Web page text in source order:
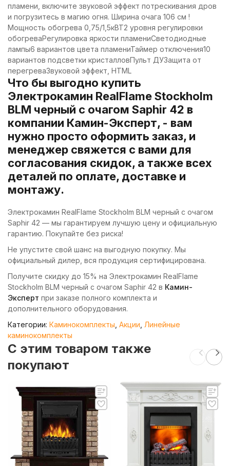
пламени, включите звуковой эффект потрескивания дров
и погрузитесь в магию огня. Ширина очага 106 см !
Мощность обогрева 0,75/1,5кВТ2 уровня регулировки
обогреваРегулировка яркости пламениСветодиодные
лампы6 вариантов цвета пламениТаймер отключения10
вариантов подсветки кристалловПульт ДУЗащита от
перегреваЗвуковой эффект, HTML
Что бы выгодно купить
Электрокамин RealFlame Stockholm
BLM черный с очагом Saphir 42 в
компании Камин-Эксперт, - вам
нужно просто оформить заказ, и
менеджер свяжется с вами для
согласования скидок, а также всех
деталей по оплате, доставке и
монтажу.
Электрокамин RealFlame Stockholm BLM черный с очагом
Saphir 42 — мы гарантируем лучшую цену и официальную
гарантию. Покупайте без риска!
Не упустите свой шанс на выгодную покупку. Мы
официальный дилер, вся продукция сертифицирована.
Получите скидку до 15% на Электрокамин RealFlame
Stockholm BLM черный с очагом Saphir 42 в Камин-
Эксперт при заказе полного комплекта и
дополнительного оборудования.
Категории: Каминокомплекты Акции Линейные
каминокомплекты
C этим товаром также
покупают